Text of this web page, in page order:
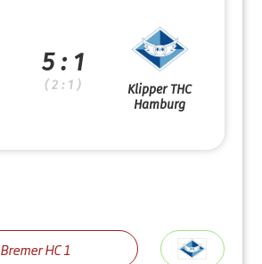
5 : 1
( 2 : 1 )
Klipper THC
Hamburg
Bremer HC 1